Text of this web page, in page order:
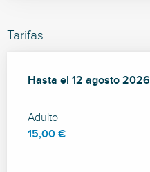
Tarifas
Desde 8 julio 2026hasta
Hasta el 12 agosto 2026
Adulto
15,00 €